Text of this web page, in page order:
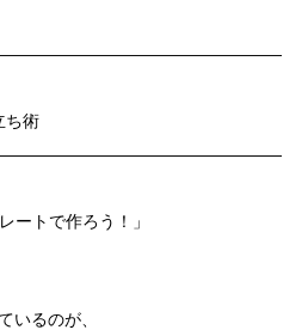
ち術
ートで作ろう！」
いるのが、